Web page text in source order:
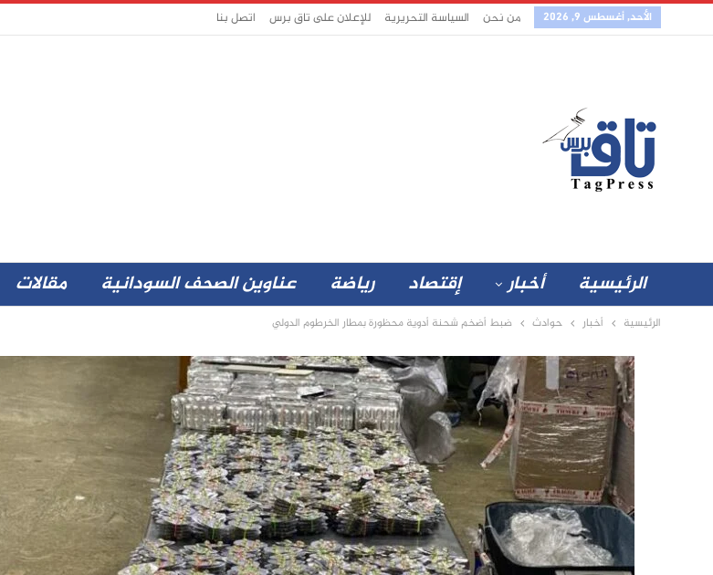
الأحد, أغسطس 9, 2026 من نحن السياسة التحريرية للإعلان على تاق برس اتصل بنا
الرئيسية أخبار إقتصاد رياضة عناوين الصحف السودانية مقالات
الرئيسية أخبار حوادث ضبط أضخم شحنة أدوية محظورة بمطار الخرطوم الدولي